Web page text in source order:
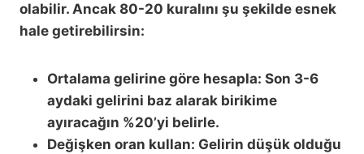
olabilir. Ancak 80-20 kuralını şu şekilde esnek
hale getirebilirsin:
Ortalama gelirine göre hesapla: Son 3-6
aydaki gelirini baz alarak birikime
ayıracağın %20’yi belirle.
Değişken oran kullan: Gelirin düşük olduğu